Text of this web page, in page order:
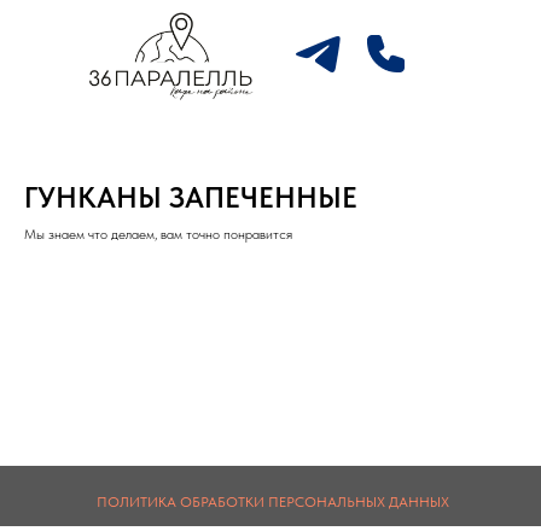
ГУНКАНЫ ЗАПЕЧЕННЫЕ
Мы знаем что делаем, вам точно понравится
ПОЛИТИКА ОБРАБОТКИ ПЕРСОНАЛЬНЫХ ДАННЫХ